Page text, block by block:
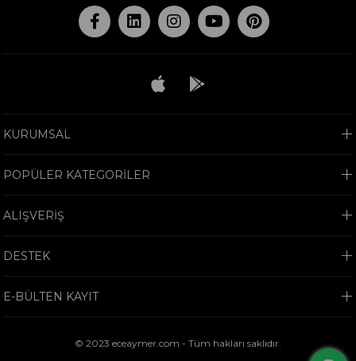
KURUMSAL
POPÜLER KATEGORİLER
ALIŞVERİŞ
DESTEK
E-BÜLTEN KAYIT
© 2023 eceaymer.com - Tüm hakları saklıdır.